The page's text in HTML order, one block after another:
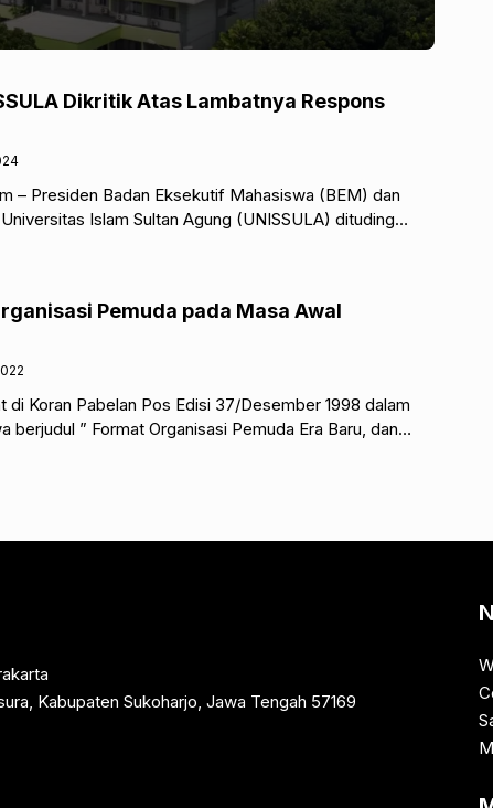
Dikritik Atas Lambatnya Respons
– Presiden Badan Eksekutif Mahasiswa (BEM) dan
Islam Sultan Agung (UNISSULA) dituding
Pemuda pada Masa Awal
di Koran Pabelan Pos Edisi 37/Desember 1998 dalam
berjudul ” Format Organisasi Pemuda Era Baru, dan
Kabupaten Sukoharjo, Jawa Tengah 57169